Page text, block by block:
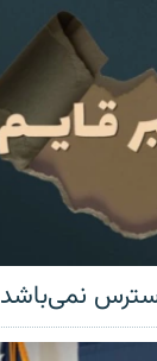
نمی‌باشد